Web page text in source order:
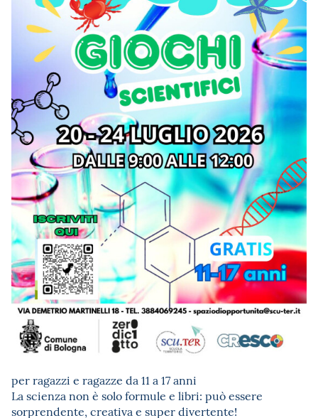
per ragazzi e ragazze da 11 a 17 anni
La scienza non è solo formule e libri: può essere
sorprendente, creativa e super divertente!